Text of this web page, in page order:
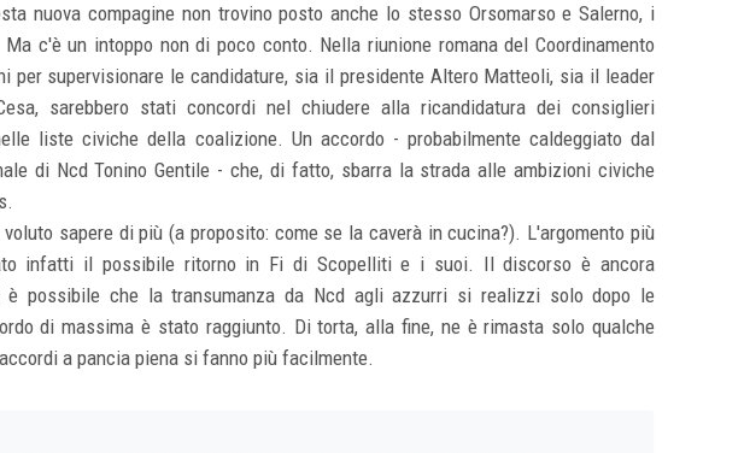
nuova compagine non trovino posto anche lo stesso Orsomarso e Salerno, i
c'è un intoppo non di poco conto. Nella riunione romana del Coordinamento
per supervisionare le candidature, sia il presidente Altero Matteoli, sia il leader
sarebbero stati concordi nel chiudere alla ricandidatura dei consiglieri
liste civiche della coalizione. Un accordo - probabilmente caldeggiato dal
di Ncd Tonino Gentile - che, di fatto, sbarra la strada alle ambizioni civiche
sapere di più (a proposito: come se la caverà in cucina?). L'argomento più
infatti il possibile ritorno in Fi di Scopelliti e i suoi. Il discorso è ancora
è possibile che la transumanza da Ncd agli azzurri si realizzi solo dopo le
di massima è stato raggiunto. Di torta, alla fine, ne è rimasta solo qualche
a pancia piena si fanno più facilmente.